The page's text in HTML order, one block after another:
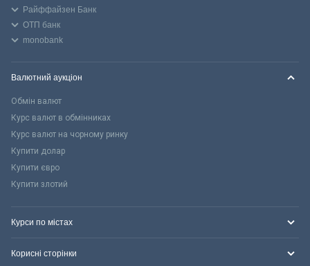
Райффайзен Банк
ОТП банк
monobank
Валютний аукціон
Обмін валют
Курс валют в обмінниках
Курс валют на чорному ринку
Купити долар
Купити євро
Купити злотий
Курси по містах
Корисні сторінки